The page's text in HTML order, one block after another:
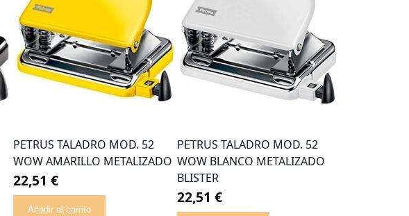
PETRUS TALADRO MOD. 52
WOW AMARILLO METALIZADO
22,51 €
Añadir al carrito
PETRUS TALADRO MOD. 52
WOW BLANCO METALIZADO
BLISTER
22,51 €